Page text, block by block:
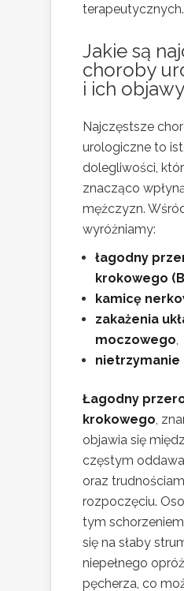
terapeutycznych.
Jakie są
choroby
i ich
Najczęstsze
urologiczne to
dolegliwości,
znacząco
mężczyzn.
wyróżniamy:
łagodny
krokowego
kamicę
zakażenia
moczowego,
nietrzymanie
Łagodny
krokowego,
objawia się
częstym
oraz
rozpoczęciu.
tym
się na słaby
niepełnego
pęcherza, co